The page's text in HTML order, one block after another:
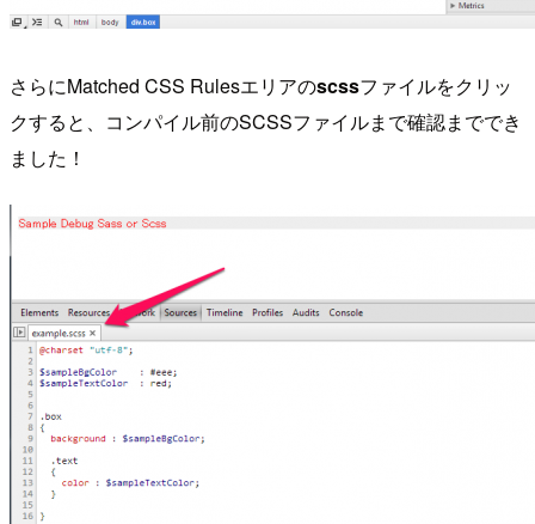
さらにMatched CSS Rulesエリアのscssファイルをクリッ
クすると、コンパイル前のSCSSファイルまで確認まででき
ました！